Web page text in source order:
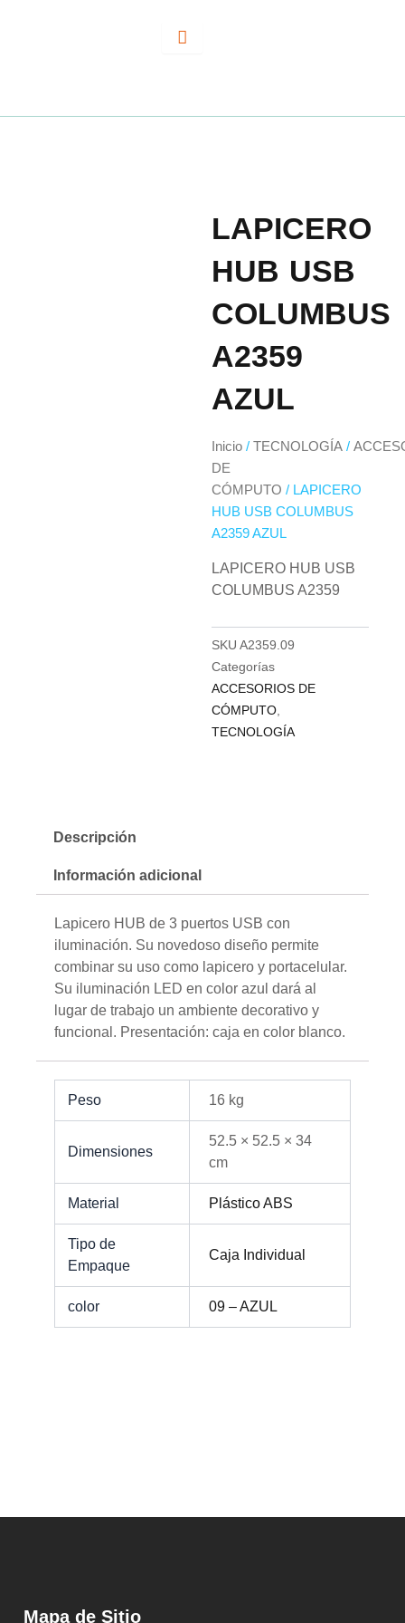
LAPICERO
HUB USB
COLUMBUS
A2359
AZUL
Inicio / TECNOLOGÍA /
DE
CÓMPUTO / LAPICERO
HUB USB COLUMBUS
A2359 AZUL
LAPICERO HUB USB
COLUMBUS A2359
SKU A2359.09
Categorías
ACCESORIOS DE
CÓMPUTO
TECNOLOGÍA
Descripción
Información adicional
Lapicero HUB de 3 puertos USB con
iluminación. Su novedoso diseño permite
combinar su uso como lapicero y portacelular.
Su iluminación LED en color azul dará al
lugar de trabajo un ambiente decorativo y
funcional. Presentación: caja en color blanco.
Peso 16 kg
Dimensiones
52.5 × 52.5 × 34
cm
Material Plástico ABS
Tipo de
Empaque
Caja Individual
color 09 – AZUL
Mapa de Sitio